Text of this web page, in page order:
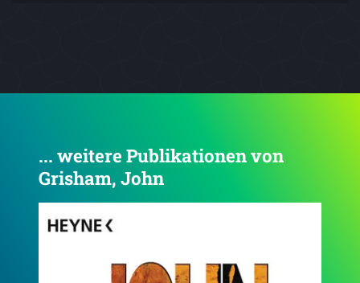
... weitere Publikationen von
Grisham, John